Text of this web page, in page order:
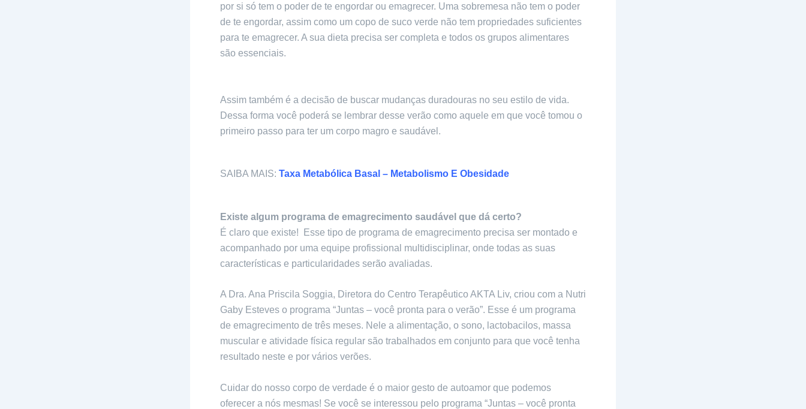
por si só tem o poder de te engordar ou emagrecer. Uma sobremesa não tem o poder
de te engordar, assim como um copo de suco verde não tem propriedades suficientes
para te emagrecer. A sua dieta precisa ser completa e todos os grupos alimentares
são essenciais.
Assim também é a decisão de buscar mudanças duradouras no seu estilo de vida.
Dessa forma você poderá se lembrar desse verão como aquele em que você tomou o
primeiro passo para ter um corpo magro e saudável.
SAIBA MAIS: Taxa Metabólica Basal – Metabolismo E Obesidade
Existe algum programa de emagrecimento saudável que dá certo?
É claro que existe! Esse tipo de programa de emagrecimento precisa ser montado e
acompanhado por uma equipe profissional multidisciplinar, onde todas as suas
características e particularidades serão avaliadas.
A Dra. Ana Priscila Soggia, Diretora do Centro Terapêutico AKTA Liv, criou com a Nutri
Gaby Esteves o programa “Juntas – você pronta para o verão”. Esse é um programa
de emagrecimento de três meses. Nele a alimentação, o sono, lactobacilos, massa
muscular e atividade física regular são trabalhados em conjunto para que você tenha
resultado neste e por vários verões.
Cuidar do nosso corpo de verdade é o maior gesto de autoamor que podemos
oferecer a nós mesmas! Se você se interessou pelo programa “Juntas – você pronta